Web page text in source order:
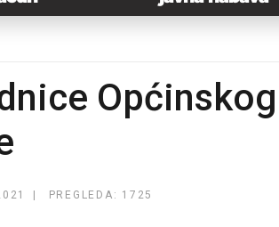
PREGLEDA: 1725